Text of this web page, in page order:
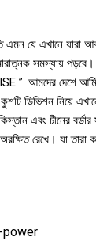
এমন যে এখানে যারা
সমস্যায়
”. আমদের দেশে
ডিভিশন নিয়ে
এবং চীনের বর্ডার
রেখে। যা তারা